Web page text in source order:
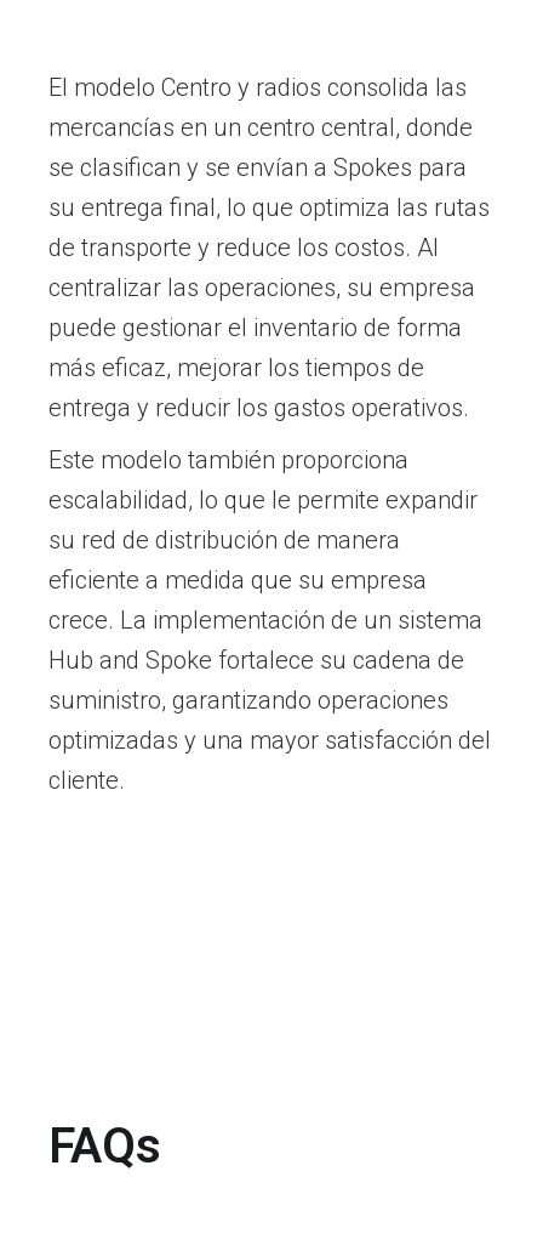
El modelo Centro y radios consolida las
mercancías en un centro central, donde
se clasifican y se envían a Spokes para
su entrega final, lo que optimiza las rutas
de transporte y reduce los costos. Al
centralizar las operaciones, su empresa
puede gestionar el inventario de forma
más eficaz, mejorar los tiempos de
entrega y reducir los gastos operativos.
Este modelo también proporciona
escalabilidad, lo que le permite expandir
su red de distribución de manera
eficiente a medida que su empresa
crece. La implementación de un sistema
Hub and Spoke fortalece su cadena de
suministro, garantizando operaciones
optimizadas y una mayor satisfacción del
cliente.
FAQs